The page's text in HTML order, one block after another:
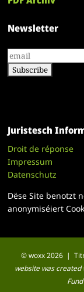
Newsletter
Juristesch
Droit de réponse
Impressum
Datenschutz
Dëse Site benotzt
anonymiséiert
© woxx 2026 |
website was